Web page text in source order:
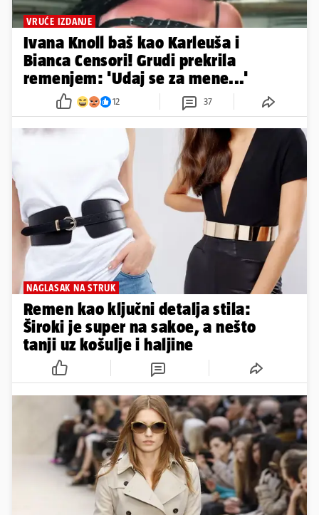
VRUĆE IZDANJE
Ivana Knoll baš kao Karleuša i
Bianca Censori! Grudi prekrila
remenjem: 'Udaj se za mene...'
12 37
NAGLASAK NA STRUK
Remen kao ključni detalja stila:
Široki je super na sakoe, a nešto
tanji uz košulje i haljine